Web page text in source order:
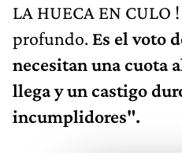
LA HUECA EN CULO
profundo. Es el voto
necesitan una cuota
llega y un castigo
incumplidores".